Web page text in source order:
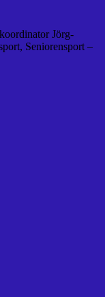
Jörg-
Seniorensport –